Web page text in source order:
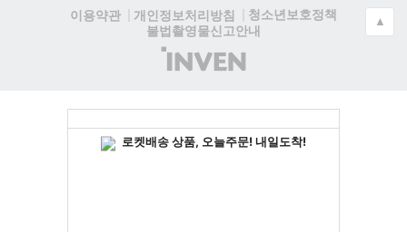
이용약관
개인정보처리방침
청소년보호정책
불법촬영물신고안내
(주)
인
▲